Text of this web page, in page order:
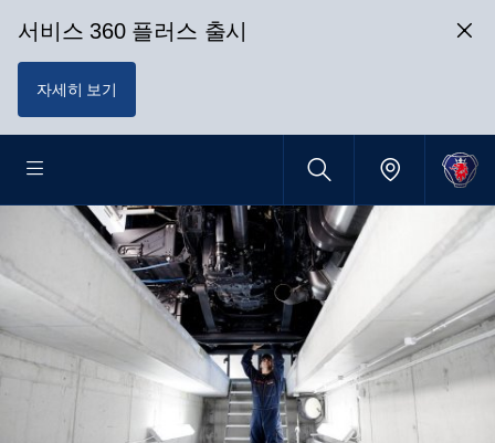
서비스 360 플러스 출시
자세히 보기